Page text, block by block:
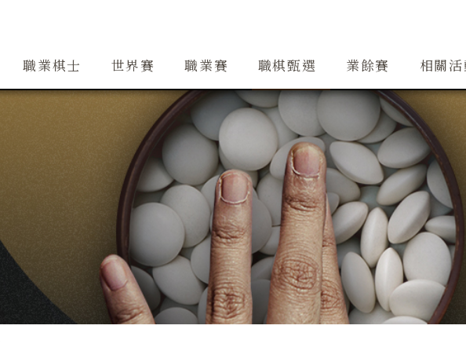
職業棋士 世界賽 職業賽 職棋甄選 業餘賽 相關活
關於海峰 創辦人簡介 大事紀 行事曆
精銳隊 道場 精銳隊交流